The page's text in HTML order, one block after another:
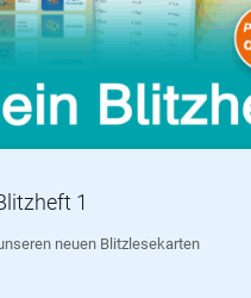
1
neuen Blitzlesekarten